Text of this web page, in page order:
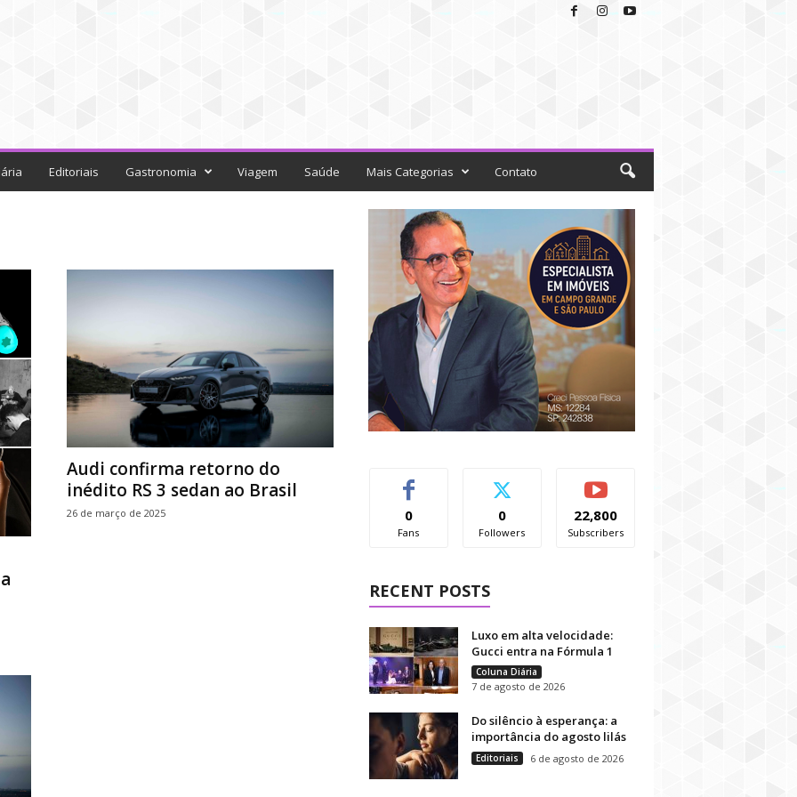
Editoriais Gastronomia Viagem Saúde Mais Categorias Contato
Audi confirma retorno do
inédito RS 3 sedan ao Brasil
26 de março de 2025 0
Fans
0
Followers
22,800
Subscribers
RECENT POSTS
Luxo em alta velocidade:
Gucci entra na Fórmula 1
Coluna Diária
7 de agosto de 2026
Do silêncio à esperança: a
importância do agosto lilás
Editoriais 6 de agosto de 2026